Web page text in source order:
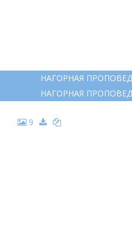
НАГОРНАЯ
НАГОРНАЯ
9